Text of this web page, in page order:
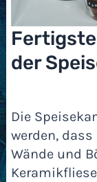
der
Die
werden,
Wände und